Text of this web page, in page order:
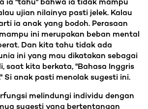
ia "tahu" bahwa ia tidak mampu
ujian nilainya pasti jelek. Kalau
ia anak yang bodoh. Perasaan
ini merupakan beban mental
Dan kita tahu tidak ada
ini yang mau dikatakan sebagai
saat kita berkata, "Bahasa Inggris
Si anak pasti menolak sugesti ini.
melindungi individu dengan